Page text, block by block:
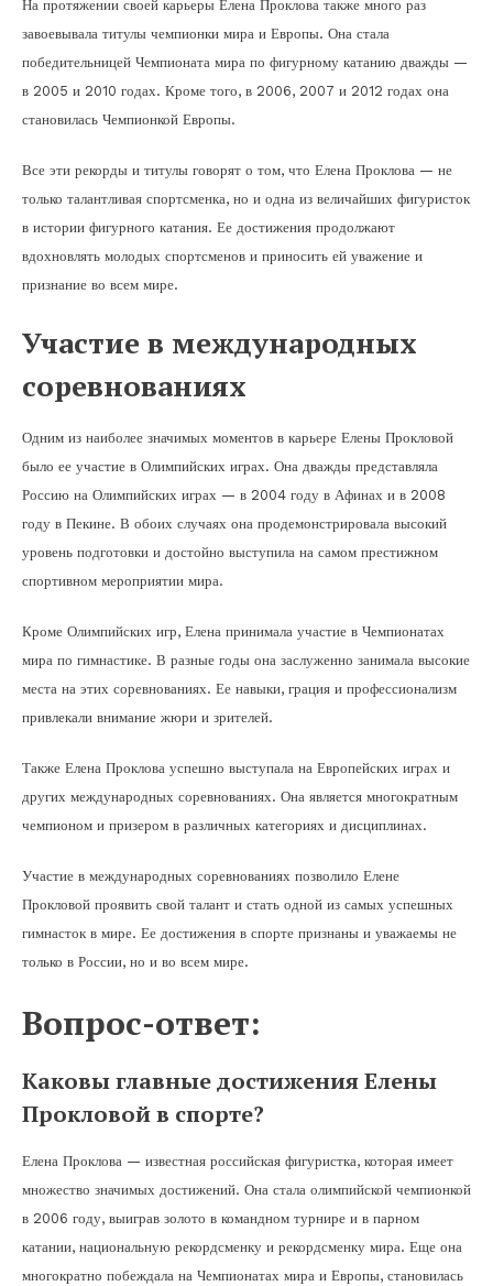
На протяжении своей карьеры Елена Проклова также много раз
завоевывала титулы чемпионки мира и Европы. Она стала
победительницей Чемпионата мира по фигурному катанию дважды —
в 2005 и 2010 годах. Кроме того, в 2006, 2007 и 2012 годах она
становилась Чемпионкой Европы.
Все эти рекорды и титулы говорят о том, что Елена Проклова — не
только талантливая спортсменка, но и одна из величайших фигуристок
в истории фигурного катания. Ее достижения продолжают
вдохновлять молодых спортсменов и приносить ей уважение и
признание во всем мире.
Участие в международных
соревнованиях
Одним из наиболее значимых моментов в карьере Елены Прокловой
было ее участие в Олимпийских играх. Она дважды представляла
Россию на Олимпийских играх — в 2004 году в Афинах и в 2008
году в Пекине. В обоих случаях она продемонстрировала высокий
уровень подготовки и достойно выступила на самом престижном
спортивном мероприятии мира.
Кроме Олимпийских игр, Елена принимала участие в Чемпионатах
мира по гимнастике. В разные годы она заслуженно занимала высокие
места на этих соревнованиях. Ее навыки, грация и профессионализм
привлекали внимание жюри и зрителей.
Также Елена Проклова успешно выступала на Европейских играх и
других международных соревнованиях. Она является многократным
чемпионом и призером в различных категориях и дисциплинах.
Участие в международных соревнованиях позволило Елене
Прокловой проявить свой талант и стать одной из самых успешных
гимнасток в мире. Ее достижения в спорте признаны и уважаемы не
только в России, но и во всем мире.
Вопрос-ответ:
Каковы главные достижения Елены
Прокловой в спорте?
Елена Проклова — известная российская фигуристка, которая имеет
множество значимых достижений. Она стала олимпийской чемпионкой
в 2006 году, выиграв золото в командном турнире и в парном
катании, национальную рекордсменку и рекордсменку мира. Еще она
многократно побеждала на Чемпионатах мира и Европы, становилась